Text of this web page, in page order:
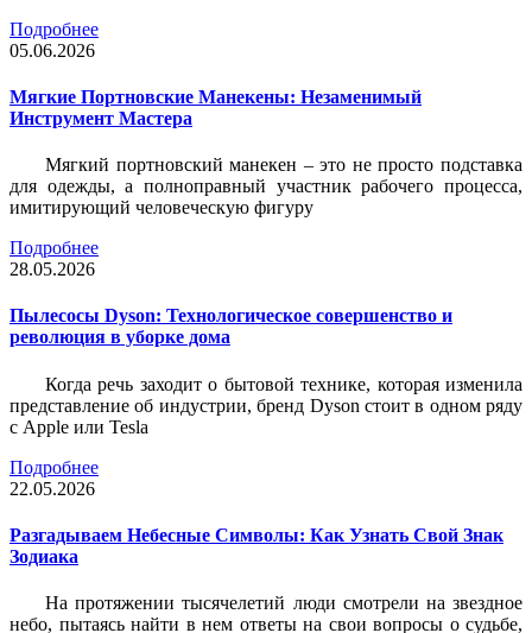
Подробнее
05.06.2026
Мягкие Портновские Манекены: Незаменимый
Инструмент Мастера
Мягкий портновский манекен – это не просто подставка
для одежды, а полноправный участник рабочего процесса,
имитирующий человеческую фигуру
Подробнее
28.05.2026
Пылесосы Dyson: Технологическое совершенство и
революция в уборке дома
Когда речь заходит о бытовой технике, которая изменила
представление об индустрии, бренд Dyson стоит в одном ряду
с Apple или Tesla
Подробнее
22.05.2026
Разгадываем Небесные Символы: Как Узнать Свой Знак
Зодиака
На протяжении тысячелетий люди смотрели на звездное
небо, пытаясь найти в нем ответы на свои вопросы о судьбе,